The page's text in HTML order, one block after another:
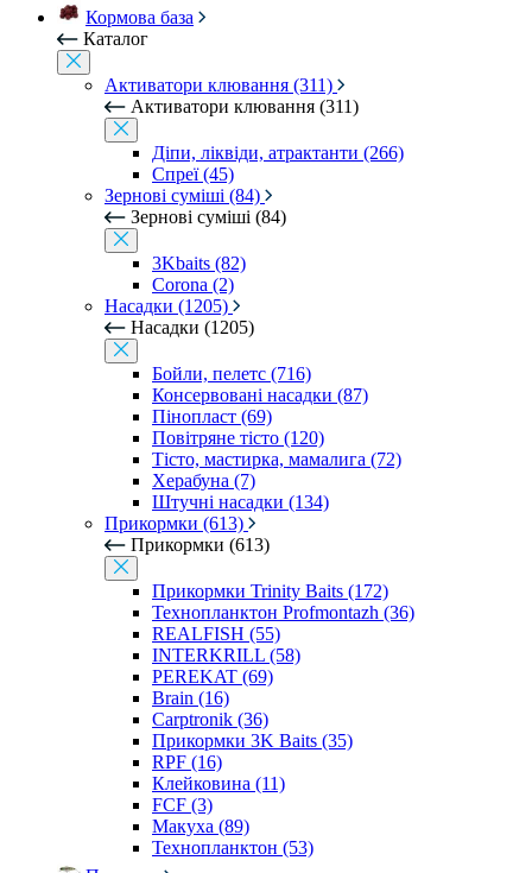
Кормова база
Каталог
Активатори клювання (311)
Активатори клювання (311)
Діпи, ліквіди, атрактанти (266)
Спреї (45)
Зернові суміші (84)
Зернові суміші (84)
3Kbaits (82)
Corona (2)
Насадки (1205)
Насадки (1205)
Бойли, пелетс (716)
Консервовані насадки (87)
Пінопласт (69)
Повітряне тісто (120)
Тісто, мастирка, мамалига (72)
Херабуна (7)
Штучні насадки (134)
Прикормки (613)
Прикормки (613)
Прикормки Trinity Baits (172)
Технопланктон Profmontazh (36)
REALFISH (55)
INTERKRILL (58)
PEREKAT (69)
Brain (16)
Carptronik (36)
Прикормки 3K Baits (35)
RPF (16)
Клейковина (11)
FCF (3)
Макуха (89)
Технопланктон (53)